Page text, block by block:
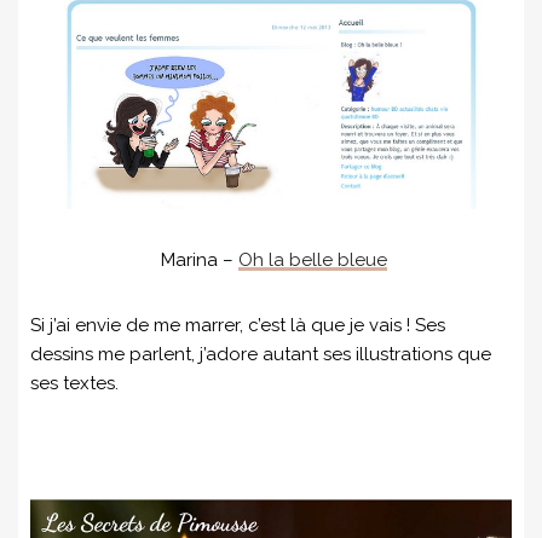
Marina – Oh la belle bleue
Si j’ai envie de me marrer, c’est là que je vais ! Ses
dessins me parlent, j’adore autant ses illustrations que
ses textes.